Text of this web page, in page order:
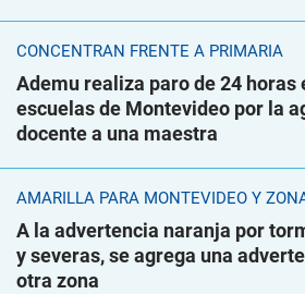
CONCENTRAN FRENTE A PRIMARIA
Ademu realiza paro de 24 horas
escuelas de Montevideo por la
docente a una maestra
AMARILLA PARA MONTEVIDEO Y
A la advertencia naranja por
y severas, se agrega una
otra zona